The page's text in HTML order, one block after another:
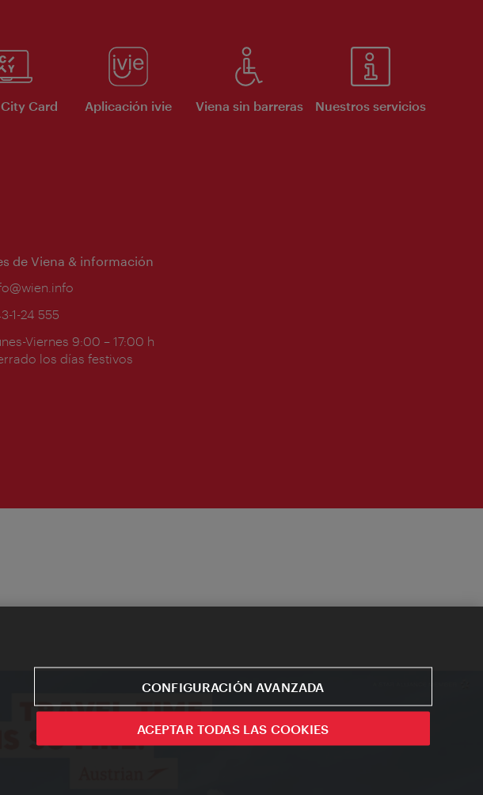
Card Aplicación ivie Viena sin barreras Nuestros servicios
de Viena & información
1-24 555
Viernes 9:00 – 17:00 h
los días festivos
CONFIGURACIÓN AVANZADA
ACEPTAR TODAS LAS COOKIES